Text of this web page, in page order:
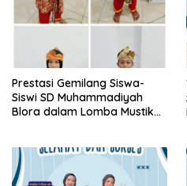
Prestasi Gemilang Siswa-
Siswi SD Muhammadiyah
Blora dalam Lomba Mustika